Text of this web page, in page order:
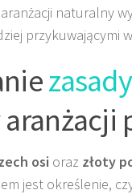
naturalny
przykuwającymi
osi oraz złoty
jest określenie,